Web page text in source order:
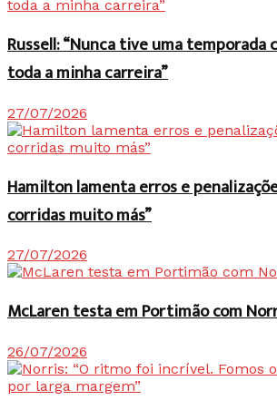
Russell: “Nunca tive uma temporada
toda a minha carreira”
27/07/2026
Hamilton lamenta erros e
corridas muito más”
27/07/2026
McLaren testa em Portimão com
26/07/2026